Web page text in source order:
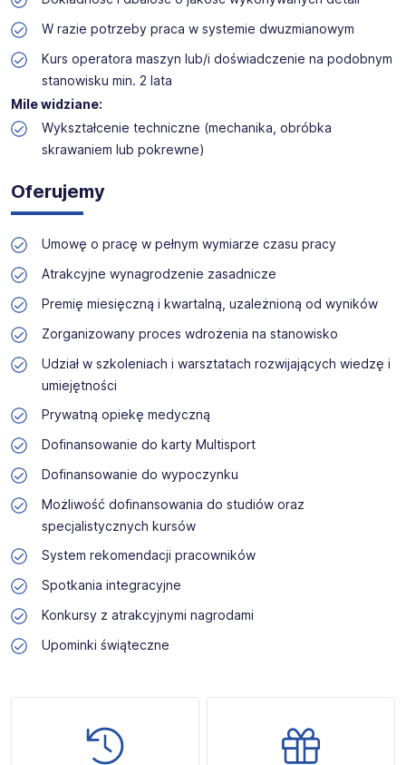
W razie potrzeby praca w systemie dwuzmianowym
Kurs operatora maszyn lub/i doświadczenie na podobnym
stanowisku min. 2 lata
Mile widziane:
Wykształcenie techniczne (mechanika, obróbka
skrawaniem lub pokrewne)
Oferujemy
Umowę o pracę w pełnym wymiarze czasu pracy
Atrakcyjne wynagrodzenie zasadnicze
Premię miesięczną i kwartalną, uzależnioną od wyników
Zorganizowany proces wdrożenia na stanowisko
Udział w szkoleniach i warsztatach rozwijających wiedzę i
umiejętności
Prywatną opiekę medyczną
Dofinansowanie do karty Multisport
Dofinansowanie do wypoczynku
Możliwość dofinansowania do studiów oraz
specjalistycznych kursów
System rekomendacji pracowników
Spotkania integracyjne
Konkursy z atrakcyjnymi nagrodami
Upominki świąteczne